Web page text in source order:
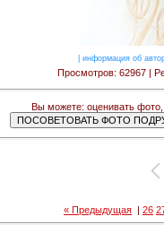
информация об
Просмотров: 62967 |
Вы можете: оценивать
« Предыдущая | 26